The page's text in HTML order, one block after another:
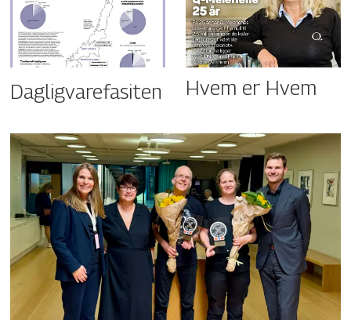
Dagligvarefasiten Hvem er Hvem